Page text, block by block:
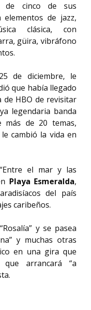
de cinco de sus
elementos de jazz,
clásica, con
güira, vibráfono
de diciembre, le
que había llegado
HBO de revisitar
legendaria banda
de 20 temas,
le cambió la vida en
el mar y las
Playa Esmeralda,
del país
caribeños.
y se pasea
y muchas otras
en una gira que
arrancará “a